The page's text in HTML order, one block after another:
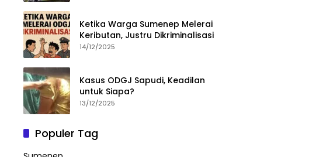
Ketika Warga Sumenep Melerai
Keributan, Justru Dikriminalisasi
14/12/2025
Kasus ODGJ Sapudi, Keadilan
untuk Siapa?
13/12/2025
Populer Tag